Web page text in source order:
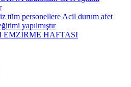
tüm personellere Acil durum afet
yapılmıştır
EMZİRME HAFTASI